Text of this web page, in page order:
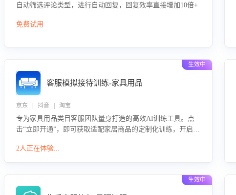
自动筛选评论类型，进行自动回复，回复效率直接增加10倍+
免费试用
生效中
客服模拟接待训练-家具用品
京东 | 抖音 | 淘宝
专为家具用品类目客服团队量身打造的高效AI训练工具。点
击“立即开通”，即可获取适配家居商品的定制化训练，开启模
尺寸参数咨询等高频场景下的专业应对能力。
2人正在体验...
生效中